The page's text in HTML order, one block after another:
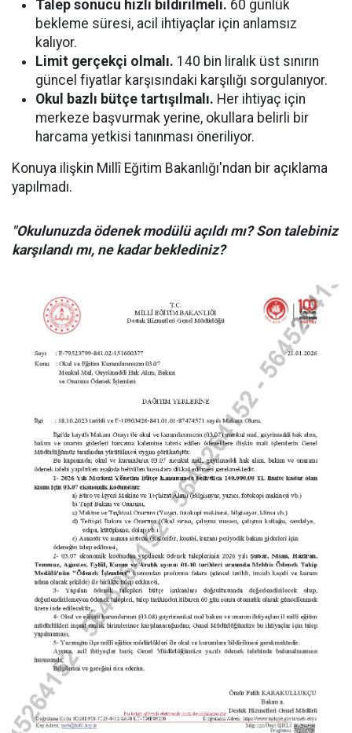
Talep sonucu hızlı bildirilmeli. 60 günlük
bekleme süresi, acil ihtiyaçlar için anlamsız
kalıyor.
Limit gerçekçi olmalı. 140 bin liralık üst sınırın
güncel fiyatlar karşısındaki karşılığı sorgulanıyor.
Okul bazlı bütçe tartışılmalı. Her ihtiyaç için
merkeze başvurmak yerine, okullara belirli bir
harcama yetkisi tanınması öneriliyor.
Konuya ilişkin Millî Eğitim Bakanlığı'ndan bir açıklama
yapılmadı.
"Okulunuzda ödenek modülü açıldı mı? Son talebiniz
karşılandı mı, ne kadar beklediniz?